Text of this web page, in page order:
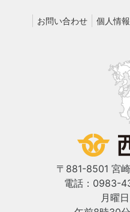
お問い合わせ 個人情
〒881-8501 宮
電話：0983-
月曜